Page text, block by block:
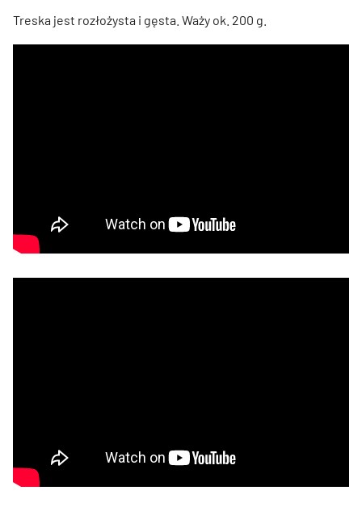
Treska jest rozłożysta i gęsta. Waży ok. 200 g.